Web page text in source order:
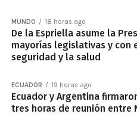
MUNDO 18 horas ago
De la Espriella asume la
mayorías legislativas y con
seguridad y la salud
ECUADOR 19 horas ago
Ecuador y Argentina
tres horas de reunión entre